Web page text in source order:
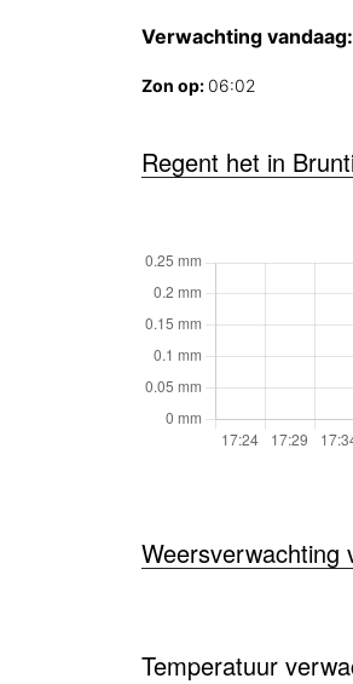
Verwachting vandaag:
Zon op: 06:02
Regent het in
Weersverwachting
Temperatuur